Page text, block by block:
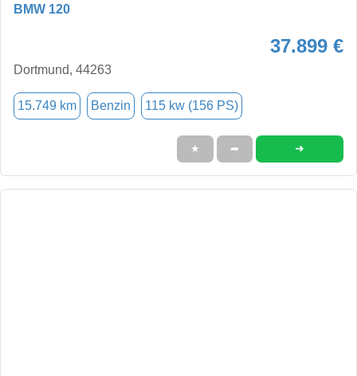
BMW 120
37.899 €
Dortmund, 44263
15.749 km Benzin 115 kw (156 PS)
★ ➦ ➜